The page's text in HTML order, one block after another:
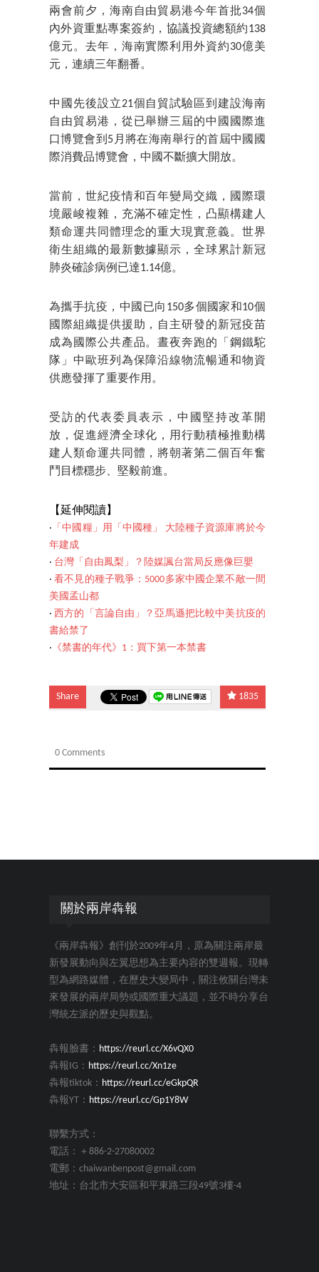
兩會前夕，海南自由貿易港今年首批34個
內外資重點專案簽約，協議投資總額約138
億元。去年，海南實際利用外資約30億美
元，連續三年翻番。
中國先後設立21個自貿試驗區到建設海南
自由貿易港，從已舉辦三屆的中國國際進
口博覽會到5月將在海南舉行的首屆中國國
際消費品博覽會，中國不斷擴大開放。
當前，世紀疫情和百年變局交織，國際環
境嚴峻複雜，充滿不確定性，凸顯構建人
類命運共同體理念的重大現實意義。世界
衛生組織的最新數據顯示，全球累計新冠
肺炎確診病例已達1.14億。
為攜手抗疫，中國已向150多個國家和10個
國際組織提供援助，自主研發的新冠疫苗
成為國際公共產品。晝夜奔跑的「鋼鐵駝
隊」中歐班列為保障沿線物流暢通和物資
供應發揮了重要作用。
受訪的代表委員表示，中國堅持改革開
放，促進經濟全球化，用行動積極推動構
建人類命運共同體，將朝著第二個百年奮
鬥目標穩步、堅毅前進。
【延伸閱讀】
‧ 「中國糧」用「中國種」 大陸種子資源庫將於今
年建成
‧ 台灣「自由鳳梨」？陸媒諷台當局反應像巨嬰
‧看不見的種子戰爭：5000多家中國企業不敵一間
美國孟山都
‧ 西方的「言論自由」？亞馬遜把比較中美抗疫的
書給禁了
‧ 《禁書的年代》1：買下第一本禁書
Share 1835
0 Comments
關於兩岸犇報
《兩岸犇報》創刊於2009年4月，原為關注兩岸最
新發展動向與左翼思想為主要內容的雙週報。現轉
型為網路媒體，在歷史大變局中，關注攸關台灣未
來發展的兩岸局勢或國際重大議題，並不時分享台
灣統左派的歷史與觀點。
犇報臉書： https://reurl.cc/X6vQX0
犇報IG： https://reurl.cc/Xn1ze
犇報tiktok： https://reurl.cc/eGkpQR
犇報YT： https://reurl.cc/Gp1Y8W
聯繫方式：
電話：＋886-2-27080002
電郵：chaiwanbenpost@gmail.com
地址：台北市大安區和平東路三段49號3樓-4